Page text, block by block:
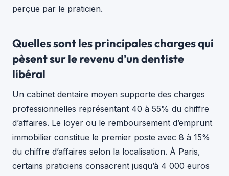
perçue par le praticien.
Quelles sont les principales charges qui
pèsent sur le revenu d’un dentiste
libéral
Un cabinet dentaire moyen supporte des charges
professionnelles représentant 40 à 55% du chiffre
d’affaires. Le loyer ou le remboursement d’emprunt
immobilier constitue le premier poste avec 8 à 15%
du chiffre d’affaires selon la localisation. À Paris,
certains praticiens consacrent jusqu’à 4 000 euros